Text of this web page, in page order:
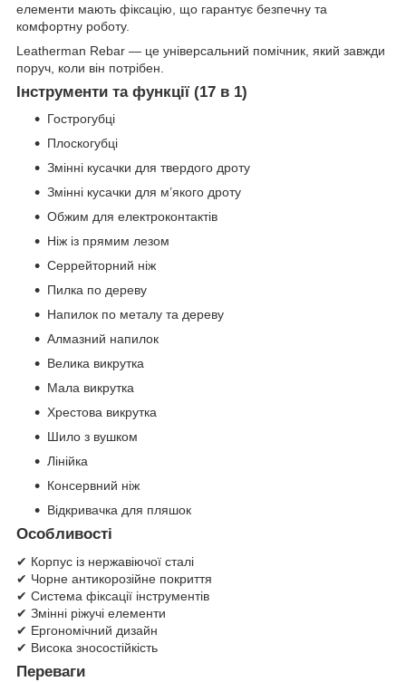
елементи мають фіксацію, що гарантує безпечну та
комфортну роботу.
Leatherman Rebar — це універсальний помічник, який завжди
поруч, коли він потрібен.
Інструменти та функції (17 в 1)
Гострогубці
Плоскогубці
Змінні кусачки для твердого дроту
Змінні кусачки для м’якого дроту
Обжим для електроконтактів
Ніж із прямим лезом
Серрейторний ніж
Пилка по дереву
Напилок по металу та дереву
Алмазний напилок
Велика викрутка
Мала викрутка
Хрестова викрутка
Шило з вушком
Лінійка
Консервний ніж
Відкривачка для пляшок
Особливості
✔ Корпус із нержавіючої сталі
✔ Чорне антикорозійне покриття
✔ Система фіксації інструментів
✔ Змінні ріжучі елементи
✔ Ергономічний дизайн
✔ Висока зносостійкість
Переваги